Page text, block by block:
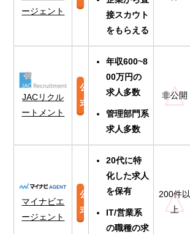
ージェント
接スカウト
をもらえる
JACリクル
ートメント
公
式
年収600~8
00万円の
求人多数
管理部門系
求人多数
△
非公開
マイナビエ
ージェント
公
式
20代に特
化した求人
を保有
IT/営業系
の職種の求
△
200件以
上